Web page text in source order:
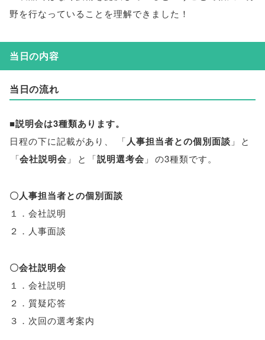
野を行なっていることを理解できました！
当日の内容
当日の流れ
■説明会は3種類あります。
日程の下に記載があり 「人事担当者との個別面談 」
と
「会社説明会 」 と 「説明選考会 」 の3種類です。
〇人事担当者との個別面談
１．会社説明
２．人事面談
〇会社説明会
１．会社説明
２．質疑応答
３．次回の選考案内